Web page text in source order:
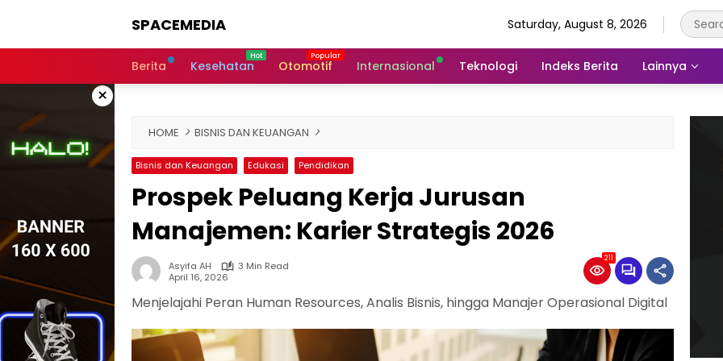
SPACEMEDIA Saturday, August 8, 2026
Berita Kesehatan Otomotif Internasional Teknologi Indeks Berita Lainnya
×
HOME BISNIS DAN KEUANGAN
Bisnis dan Keuangan Edukasi Pendidikan
Prospek Peluang Kerja Jurusan
Manajemen: Karier Strategis 2026
Asyifa AH
3 Min Read
April 16, 2026
211
Menjelajahi Peran Human Resources, Analis Bisnis, hingga Manajer Operasional Digital